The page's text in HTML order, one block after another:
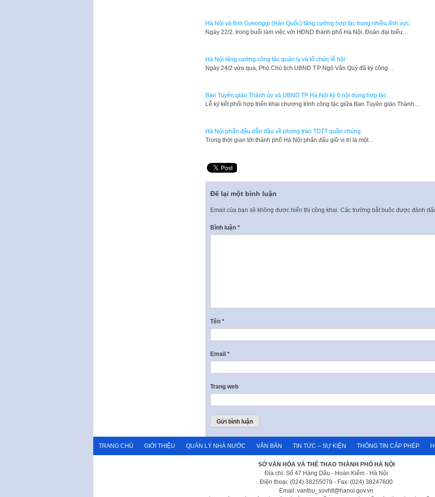
Hà Nội và tỉnh Gyeonggi (Hàn Quốc) tăng cường hợp tác trong nhiều lĩnh vực
Ngày 22/2, trong buổi làm việc với HĐND thành phố Hà Nội, Đoàn đại biểu…
Hà Nội tăng cường công tác quản lý và tổ chức lễ hội
Ngày 24/2 vừa qua, Phó Chủ tịch UBND T.P Ngô Văn Quý đã ký công…
Ban Tuyên giáo Thành ủy và UBND TP Hà Nội ký 6 nội dung hợp tác
Lễ ký kết phối hợp triển khai chương trình công tác giữa Ban Tuyên giáo Thành…
Hà Nội phấn đấu dẫn đầu về phong trào TDTT quần chúng
Trong thời gian tới thành phố Hà Nội phấn đấu giữ vị trí là một…
Để lại một bình luận
Email của bạn sẽ không được hiển thị công khai. Các trường bắt buộc được đánh
Bình luận *
Tên *
Email *
Trang web
TRANG CHỦ GIỚI THIỆU QUẢN LÝ NHÀ NƯỚC VĂN BẢN TIN TỨC – SỰ KIỆN THÔNG TIN CẤP PHÉP
SỞ VĂN HÓA VÀ THỂ THAO THÀNH PHỐ HÀ NỘI
Địa chỉ: Số 47 Hàng Dầu - Hoàn Kiếm - Hà Nội
Điện thoại: (024) 38255078 - Fax: (024) 38247600
Email: vanthu_sovhtt@hanoi.gov.vn